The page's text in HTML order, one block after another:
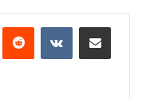
Reddit VKontakteShare via Email